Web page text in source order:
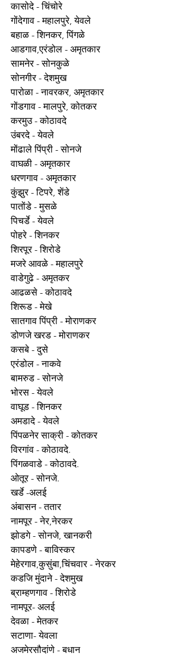
कासोदे - चिंचोरे
गोंदेगाव - महालपुरे, येवले
बहाळ - शिनकर, पिंगळे
आडगाव,एरंडोल - अमृतकार
सामनेर - सोनकुळे
सोनगीर - देशमुख
पारोळा - नावरकर, अमृतकार
गोंडगाव - मालपुरे, कोतकर
करमुउ - कोठावदे
उंबरदे - येवले
मोंढाले पिंप्री - सोनजे
वाघळी - अमृतकार
धरणगाव - अमृतकार
कुंझुर - टिपरे, शेंडे
पातोंडे - मुसळे
पिचर्डे - येवले
पोहरे - शिनकर
शिरपूर - शिरोडे
मजरे आवळे - महालपुरे
वाडेगुढे - अमृतकर
आढळसे - कोठावदे
शिरूड - मेखे
सातगाव पिंप्री - मोराणकर
डोणजे खरड - मोराणकर
कसबे - दुसे
एरंडोल - नाकवे
बामरुड - सोनजे
भोरस - येवले
वाघूड - शिनकर
अमडादे - येवले
पिंपळनेर साक्री - कोतकर
विरगांव - कोठावदे.
पिंगळवाडे - कोठावदे.
ओतूर - सोनजे.
खर्डे -अलई
अंबासन - ततार
नामपूर - नेर,नेरकर
झोडगे - सोनजे, खानकरी
कापडणे - बाविस्कर
मेहेरगाव,कुसुंबा,चिंचवार - नेरकर
कडजि मुंदाने - देशमुख
ब्राम्हणगाव - शिरोडे
नामपूर- अलई
देवळा - मेतकर
सटाणा- येवला
अजमेरसौदांणे - बधान